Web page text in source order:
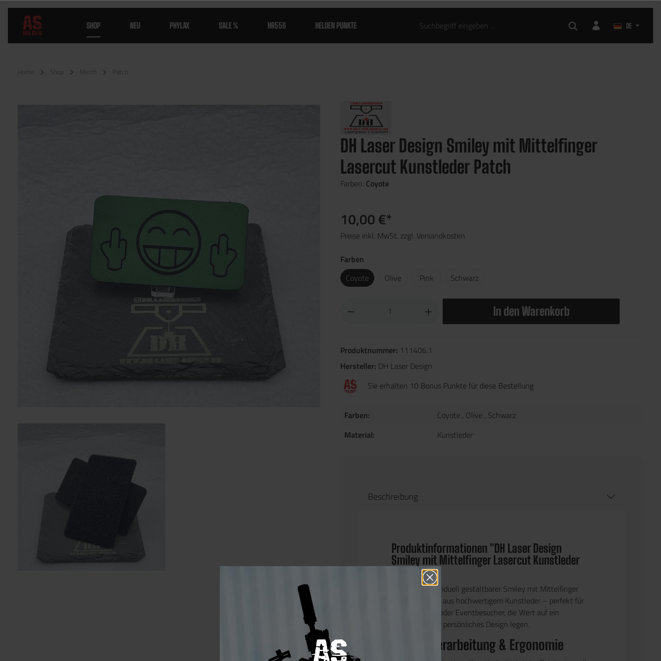
SHOP NEU PHYLAX SALE % HR556 HELDEN PUNKTE DE
Home Shop Merch Patch
DH Laser Design Smiley mit Mittelfinger
Lasercut Kunstleder Patch
Farben: Coyote
10,00 €*
Preise inkl. MwSt. zzgl. Versandkosten
Farben
Coyote
Olive Pink Schwarz
In den Warenkorb
Produktnummer: 111406.1
Hersteller: DH Laser Design
Sie erhalten 10 Bonus Punkte für diese Bestellung
Farben: Coyote , Olive , Schwarz
Material:
Kunstleder
Beschreibung
Produktinformationen "DH Laser Design
Smiley mit Mittelfinger Lasercut Kunstleder
Stylischer, individuell gestaltbarer Smiley mit Mittelfinger
aus hochwertigem Kunstleder – perfekt für
Spieler, Teams oder Eventbesucher, die Wert auf ein
markantes und persönliches Design legen.
Design, Verarbeitung & Ergonomie